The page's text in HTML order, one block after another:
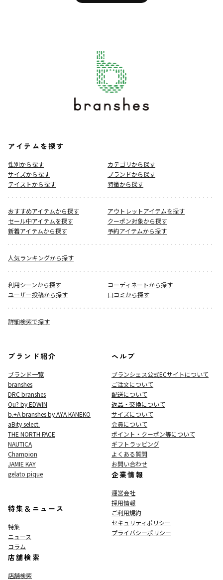
アイテムを探す
性別から探す
カテゴリから探す
サイズから探す
ブランドから探す
テイストから探す
特徴から探す
おすすめアイテムから探す
アウトレットアイテムを探す
セール中アイテムを探す
クーポン対象から探す
新着アイテムから探す
予約アイテムから探す
人気ランキングから探す
利用シーンから探す
コーディネートから探す
ユーザー投稿から探す
口コミから探す
詳細検索で探す
ブランド紹介
ブランド一覧
branshes
DRC branshes
Ou? by EDWIN
b.+A branshes by AYA KANEKO
aBity select.
THE NORTH FACE
NAUTICA
Champion
JAMIE KAY
gelato pique
特集＆ニュース
特集
ニュース
コラム
店舗検索
店舗検索
ヘルプ
ブランシェス公式ECサイトについて
ご注文について
配送について
返品・交換について
サイズについて
会員について
ポイント・クーポン等について
ギフトラッピング
よくある質問
お問い合わせ
企業情報
運営会社
採用情報
ご利用規約
セキュリティポリシー
プライバシーポリシー